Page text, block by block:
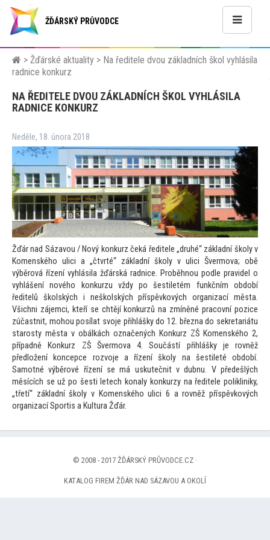
ŽĎÁRSKÝ PRŮVODCE
> Žďárské aktuality > Na ředitele dvou základních škol vyhlásila
radnice konkurz
NA ŘEDITELE DVOU ZÁKLADNÍCH ŠKOL VYHLÁSILA
RADNICE KONKURZ
Neděle, 18. února 2018
Žďár nad Sázavou / Nový konkurz čeká ředitele „druhé“ základní školy v
Komenského ulici a „čtvrté“ základní školy v ulici Švermova; obě
výběrová řízení vyhlásila žďárská radnice. Proběhnou podle pravidel o
vyhlášení nového konkurzu vždy po šestiletém funkčním období
ředitelů školských i neškolských příspěvkových organizací města.
Všichni zájemci, kteří se chtějí konkurzů na zmíněné pracovní pozice
zúčastnit, mohou posílat svoje přihlášky do 12. března do sekretariátu
starosty města v obálkách označených Konkurz ZŠ Komenského 2,
případně Konkurz ZŠ Švermova 4. Součástí přihlášky je rovněž
předložení koncepce rozvoje a řízení školy na šestileté období.
Samotné výběrové řízení se má uskutečnit v dubnu. V předešlých
měsících se už po šesti letech konaly konkurzy na ředitele polikliniky,
„třetí“ základní školy v Komenského ulici 6 a rovněž příspěvkových
organizací Sportis a Kultura Žďár.
© 2008 - 2017 ŽĎÁRSKÝ PRŮVODCE.CZ ·
KATALOG FIREM ŽĎÁR NAD SÁZAVOU A OKOLÍ